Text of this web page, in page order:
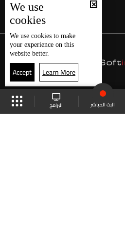
البث المباشر البرامج
We use
cookies
We use cookies to make
your experience on this
website better.
Accept Learn More
الجدول البث المباشر